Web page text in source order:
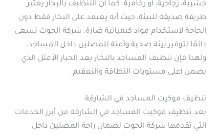
خشبية، زجاجية، أو رخامية. كما أن التنظيف بالبخار يعتبر
طريقة صديقة للبيئة، حيث أنه يعتمد على البخار فقط دون
الحاجة لاستخدام مواد كيميائية ضارة. شركة الحوت تسعى
دائمًا لتوفير بيئة صحية وآمنة للمصلين داخل المساجد،
ولهذا فإن تنظيف المساجد بالبخار يعد الخيار الأمثل الذي
يضمن أعلى مستويات النظافة والتعقيم.
تنظيف موكيت المساجد في الشارقة
يعد تنظيف موكيت المساجد في الشارقة من أبرز الخدمات
التي تقدمها شركة الحوت لضمان راحة المصلين داخل